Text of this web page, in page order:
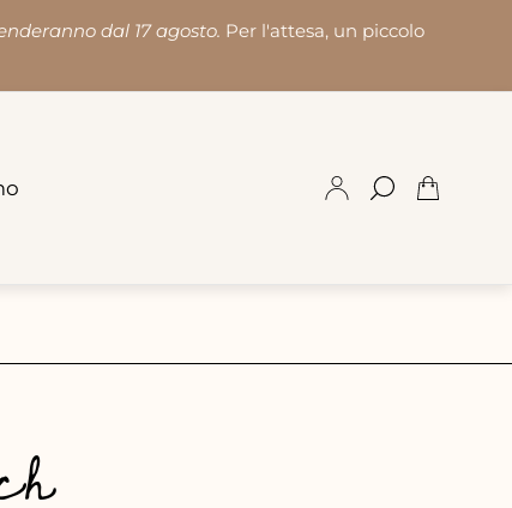
dal 17 agosto. Per l'attesa, un piccolo
Cassetto